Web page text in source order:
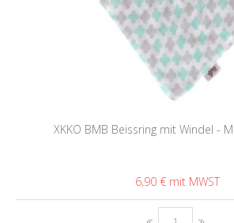
XKKO BMB Beissring mit Windel -
6,90 €